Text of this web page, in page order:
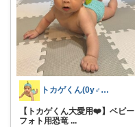
トカゲくん(0y♂)の愛用品🦎❤️
【トカゲくん大愛用❤️】ベビー
フォト用恐竜 ...